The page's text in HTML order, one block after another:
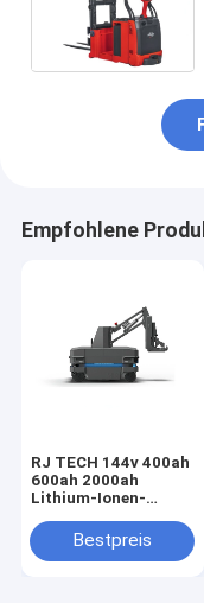
Empfohlene
RJ TECH 144v 400ah
600ah 2000ah
Lithium-Ionen-
Fahrzeuge mit
automatisierter
Bestpreis